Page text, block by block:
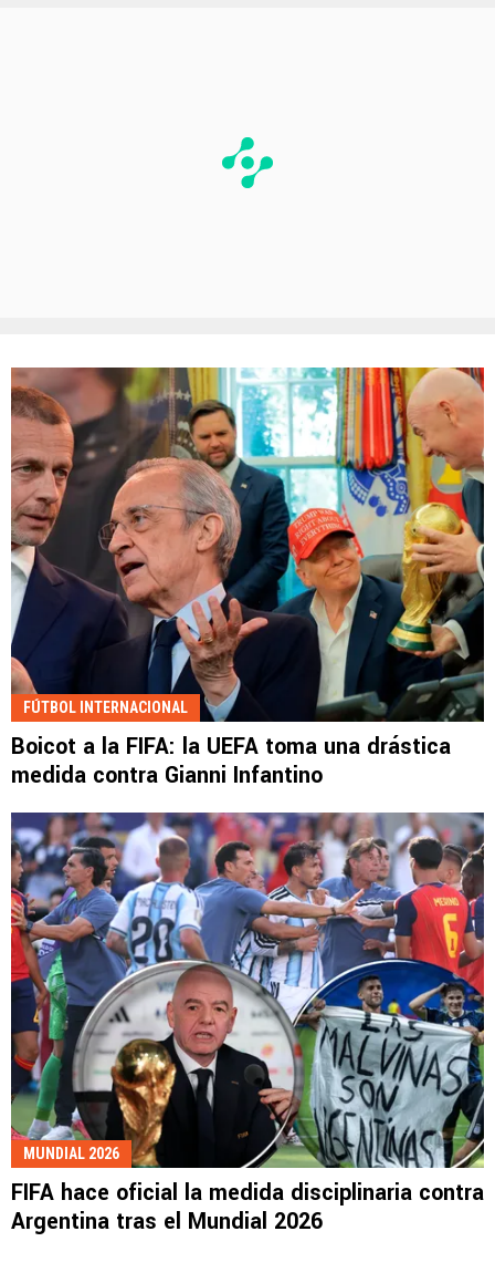
FÚTBOL INTERNACIONAL
Boicot a la FIFA: la UEFA toma una drástica
medida contra Gianni Infantino
MUNDIAL 2026
FIFA hace oficial la medida disciplinaria contra
Argentina tras el Mundial 2026